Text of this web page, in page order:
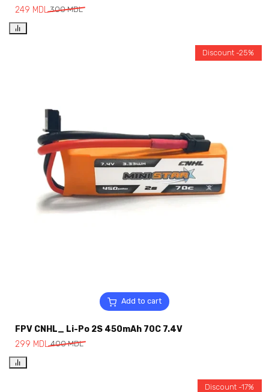
300MDL
249 MDL
Add to cart
Discount -25%
FPV CNHL_ Li-Po 2S 450mAh 70C 7.4V
400MDL
299 MDL
Discount -17%